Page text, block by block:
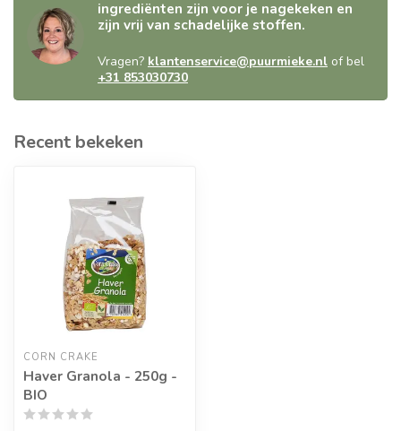
ingrediënten zijn voor je nagekeken en
zijn vrij van schadelijke stoffen.
Vragen? klantenservice@puurmieke.nl of bel
+31 853030730
Recent bekeken
CORN CRAKE
Haver Granola - 250g -
BIO